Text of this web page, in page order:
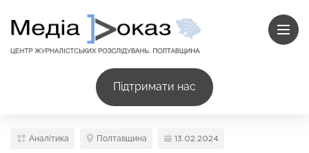
Підтримати нас
Аналітика Полтавщина 13.02.2024